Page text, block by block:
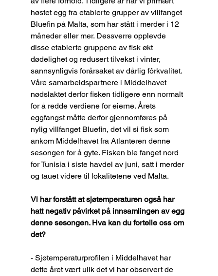
høstet egg fra etablerte grupper av villfanget
Bluefin på Malta, som har stått i merder i 12
måneder eller mer. Dessverre opplevde
disse etablerte gruppene av fisk økt
dødelighet og redusert tilvekst i vinter,
sannsynligvis forårsaket av dårlig fôrkvalitet.
Våre samarbeidspartnere i Middelhavet
nødslaktet derfor fisken tidligere enn normalt
for å redde verdiene for eierne. Årets
eggfangst måtte derfor gjennomføres på
nylig villfanget Bluefin, det vil si fisk som
ankom Middelhavet fra Atlanteren denne
sesongen for å gyte. Fisken ble fanget nord
for Tunisia i siste havdel av juni, satt i merder
og tauet videre til lokalitetene ved Malta.
Vi har forstått at sjøtemperaturen også har
hatt negativ påvirket på innsamlingen av egg
denne sesongen. Hva kan du fortelle oss om
det?
- Sjøtemperaturprofilen i Middelhavet har
dette året vært ulik det vi har observert de